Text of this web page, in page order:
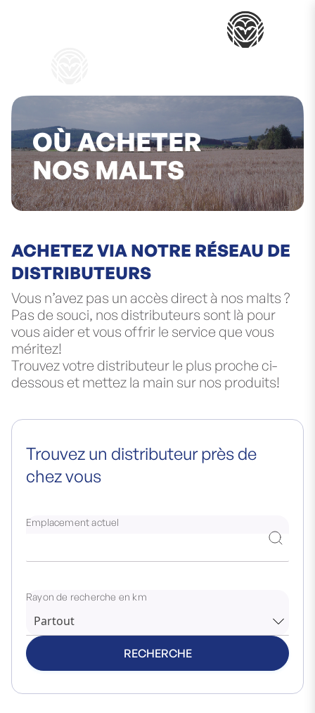
OÙ ACHETER
NOS MALTS
ACHETEZ VIA NOTRE RÉSEAU DE
DISTRIBUTEURS
Vous n’avez pas un accès direct à nos malts ?
Pas de souci, nos distributeurs sont là pour
vous aider et vous offrir le service que vous
méritez!
Trouvez votre distributeur le plus proche ci-
dessous et mettez la main sur nos produits!
Trouvez un distributeur près de
chez vous
Emplacement actuel
Rayon de recherche en km
RECHERCHE